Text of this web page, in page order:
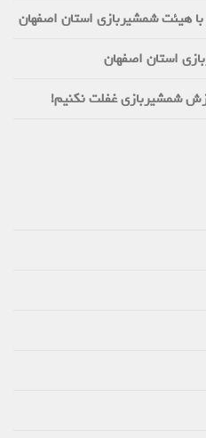
هیئت شمشیربازی استان اصفهان
استان اصفهان
شمشیربازی غفلت نکنیم!